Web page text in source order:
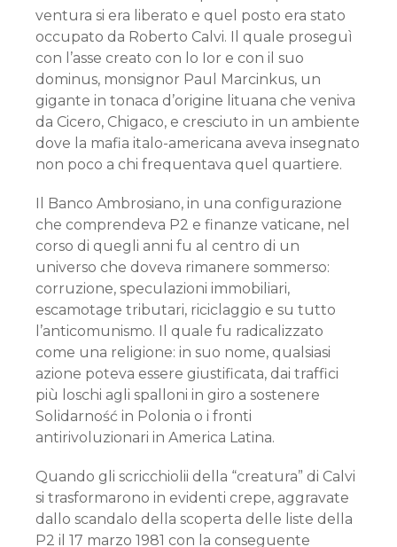
ventura si era liberato e quel posto era stato
occupato da Roberto Calvi. Il quale proseguì
con l’asse creato con lo Ior e con il suo
dominus, monsignor Paul Marcinkus, un
gigante in tonaca d’origine lituana che veniva
da Cicero, Chigaco, e cresciuto in un ambiente
dove la mafia italo-americana aveva insegnato
non poco a chi frequentava quel quartiere.
Il Banco Ambrosiano, in una configurazione
che comprendeva P2 e finanze vaticane, nel
corso di quegli anni fu al centro di un
universo che doveva rimanere sommerso:
corruzione, speculazioni immobiliari,
escamotage tributari, riciclaggio e su tutto
l’anticomunismo. Il quale fu radicalizzato
come una religione: in suo nome, qualsiasi
azione poteva essere giustificata, dai traffici
più loschi agli spalloni in giro a sostenere
Solidarność in Polonia o i fronti
antirivoluzionari in America Latina.
Quando gli scricchiolii della “creatura” di Calvi
si trasformarono in evidenti crepe, aggravate
dallo scandalo della scoperta delle liste della
P2 il 17 marzo 1981 con la conseguente